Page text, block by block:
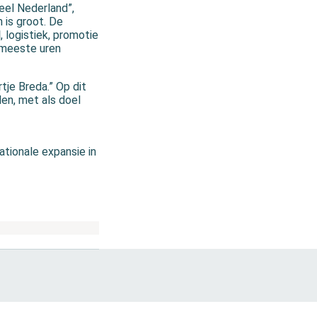
Nederland”,
is groot. De
logistiek, promotie
uren
Breda.” Op dit
met als doel
expansie in